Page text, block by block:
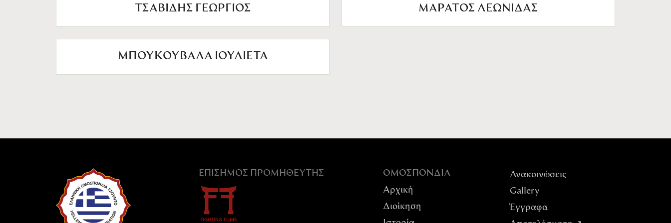
ΤΣΑΒΙΔΗΣ ΓΕΩΡΓΙΟΣ ΜΑΡΑΤΟΣ ΛΕΩΝΙΔΑΣ
ΜΠΟΥΚΟΥΒΑΛΑ ΙΟΥΛΙΕΤΑ
ΕΠΊΣΗΜΟΣ ΠΡΟΜΗΘΕΥΤΉΣ
ΟΜΟΣΠΟΝΔIΑ
Αρχική
Διοίκηση
Ανακοινώσεις
Gallery
Έγγραφα